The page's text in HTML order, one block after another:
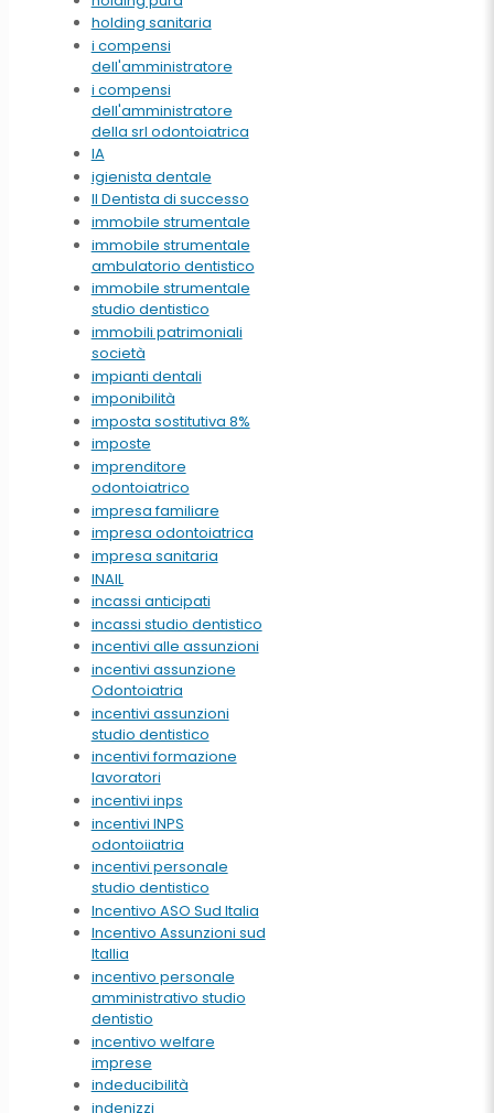
holding sanitaria
i compensi
dell'amministratore
i compensi
dell'amministratore
della srl odontoiatrica
IA
igienista dentale
Il Dentista di successo
immobile strumentale
immobile strumentale
ambulatorio dentistico
immobile strumentale
studio dentistico
immobili patrimoniali
società
impianti dentali
imponibilità
imposta sostitutiva 8%
imposte
imprenditore
odontoiatrico
impresa familiare
impresa odontoiatrica
impresa sanitaria
INAIL
incassi anticipati
incassi studio dentistico
incentivi alle assunzioni
incentivi assunzione
Odontoiatria
incentivi assunzioni
studio dentistico
incentivi formazione
lavoratori
incentivi inps
incentivi INPS
odontoiiatria
incentivi personale
studio dentistico
Incentivo ASO Sud Italia
Incentivo Assunzioni sud
Itallia
incentivo personale
amministrativo studio
dentistio
incentivo welfare
imprese
indeducibilità
indenizzi